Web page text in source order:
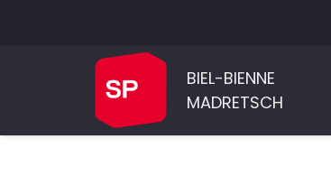
BIEL-BIENNE
MADRETSCH